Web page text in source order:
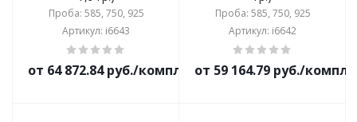
Проба: 585, 750, 925
Артикул: i6643
от 64 872.84 руб./комплект
Проба: 585, 750, 925
Артикул: i6642
от 59 164.79 руб./